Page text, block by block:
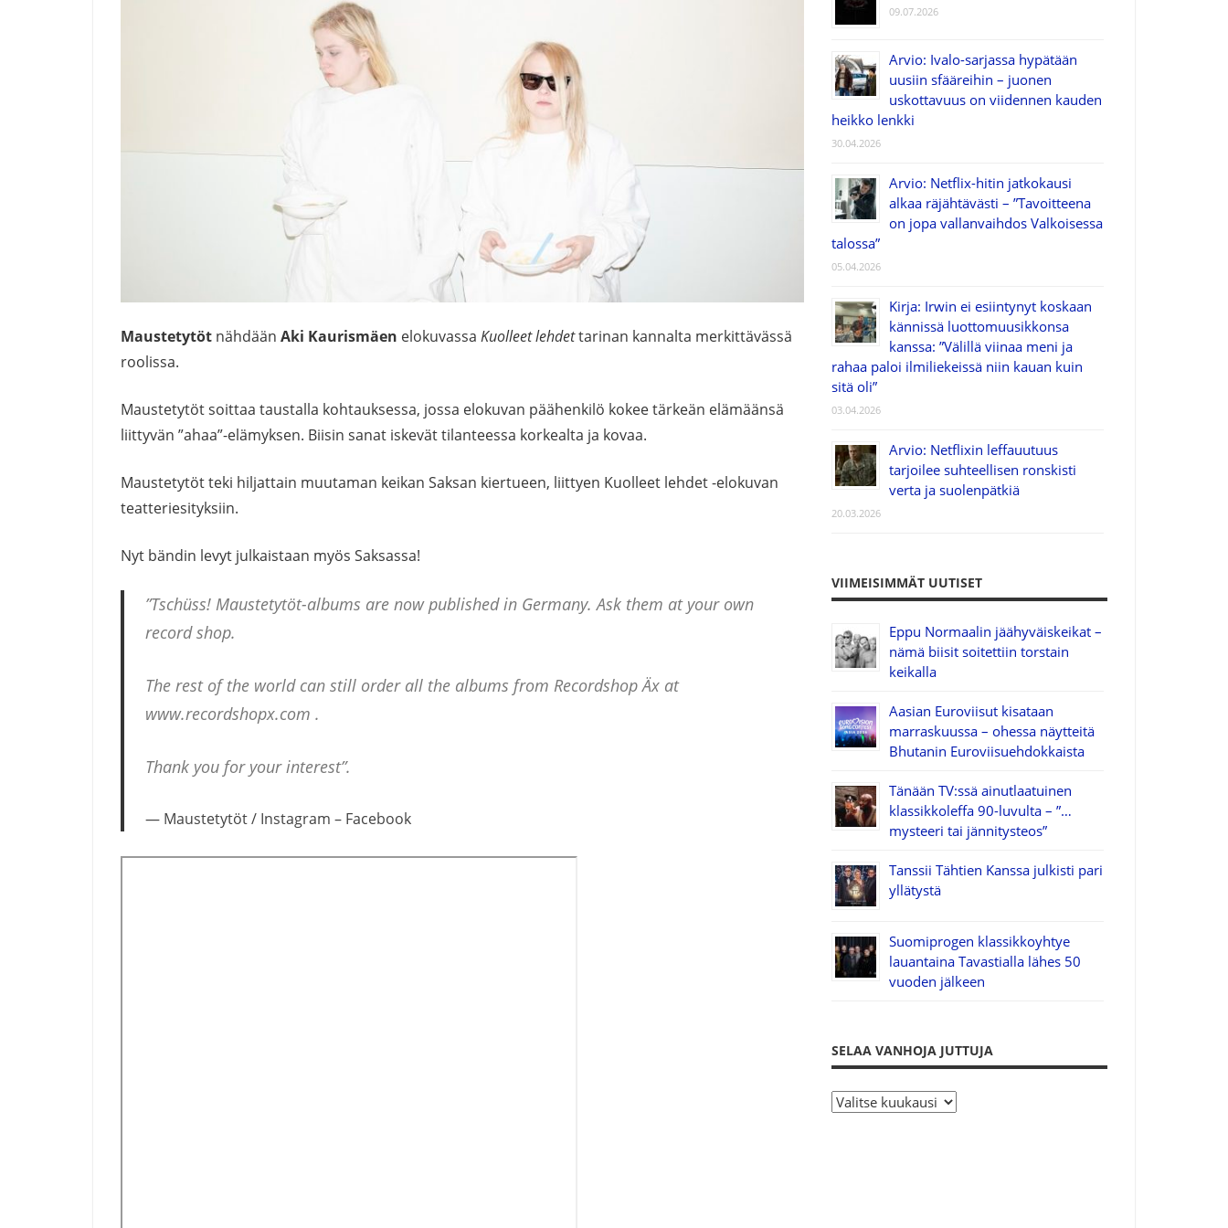
Maustetytöt nähdään Aki Kaurismäen elokuvassa Kuolleet lehdettarinan kannalta merkittävässä
roolissa.
Maustetytöt soittaa taustalla kohtauksessa, jossa elokuvan päähenkilö kokee tärkeän elämäänsä
liittyvän ”ahaa”-elämyksen. Biisin sanat iskevät tilanteessa korkealta ja kovaa.
Maustetytöt teki hiljattain muutaman keikan Saksan kiertueen, liittyen Kuolleet lehdet -elokuvan
teatteriesityksiin.
Nyt bändin levyt julkaistaan myös Saksassa!
”Tschüss! Maustetytöt-albums are now published in Germany. Ask them at your own
record shop.
The rest of the world can still order all the albums from Recordshop Äx at
www.recordshopx.com .
Thank you for your interest”.
Maustetytöt / Instagram – Facebook
09.07.2026
Arvio: Ivalo-sarjassa hypätään
uusiin sfääreihin – juonen
uskottavuus on viidennen kauden
heikko lenkki
30.04.2026
Arvio: Netflix-hitin jatkokausi
alkaa räjähtävästi – ”Tavoitteena
on jopa vallanvaihdos Valkoisessa
talossa”
05.04.2026
Kirja: Irwin ei esiintynyt koskaan
kännissä luottomuusikkonsa
kanssa: ”Välillä viinaa meni ja
rahaa paloi ilmiliekeissä niin kauan kuin
sitä oli”
03.04.2026
Arvio: Netflixin leffauutuus
tarjoilee suhteellisen ronskisti
verta ja suolenpätkiä
20.03.2026
VIIMEISIMMÄT UUTISET
Eppu Normaalin jäähyväiskeikat –
nämä biisit soitettiin torstain
keikalla
Aasian Euroviisut kisataan
marraskuussa – ohessa näytteitä
Bhutanin Euroviisuehdokkaista
Tänään TV:ssä ainutlaatuinen
klassikkoleffa 90-luvulta – ”…
mysteeri tai jännitysteos”
Tanssii Tähtien Kanssa julkisti pari
yllätystä
Suomiprogen klassikkoyhtye
lauantaina Tavastialla lähes 50
vuoden jälkeen
SELAA VANHOJA JUTTUJA
S